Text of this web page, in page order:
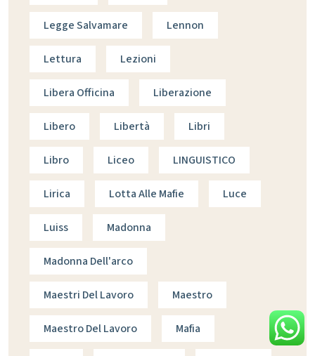
Legge Salvamare Lennon
Lettura Lezioni
Libera Officina Liberazione
Libero Libertà Libri
Libro Liceo LINGUISTICO
Lirica Lotta Alle Mafie Luce
Luiss Madonna
Madonna Dell'arco
Maestri Del Lavoro Maestro
Maestro Del Lavoro Mafia